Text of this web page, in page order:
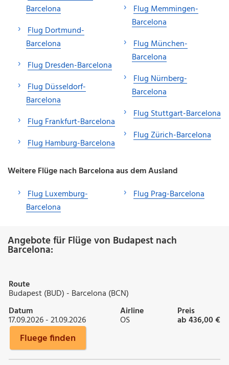
Barcelona
Flug Dortmund-
Barcelona
Flug Dresden-Barcelona
Flug Düsseldorf-
Barcelona
Flug Frankfurt-Barcelona
Flug Hamburg-Barcelona
Flug Memmingen-
Barcelona
Flug München-
Barcelona
Flug Nürnberg-
Barcelona
Flug Stuttgart-Barcelona
Flug Zürich-Barcelona
Weitere Flüge nach Barcelona aus dem Ausland
Flug Luxemburg-
Barcelona
Flug Prag-Barcelona
Angebote für Flüge von Budapest nach
Barcelona:
Route
Budapest (BUD) - Barcelona (BCN)
Datum
17.09.2026 - 21.09.2026
Airline
OS
Preis
ab 436,00 €
Fluege finden